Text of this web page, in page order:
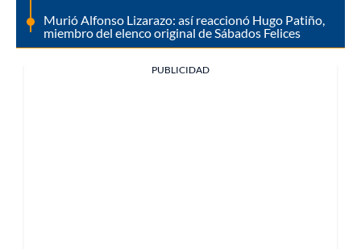
Murió Alfonso Lizarazo: así reaccionó Hugo Patiño,
miembro del elenco original de Sábados Felices
PUBLICIDAD